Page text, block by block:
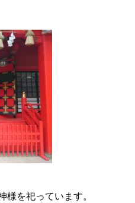
様を祀っています。